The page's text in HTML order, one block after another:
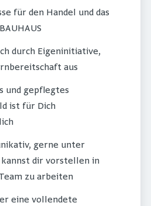
für den Handel und das
durch Eigeninitiative,
aus
und gepflegtes
ist für Dich
gerne unter
kannst dir vorstellen in
zu arbeiten
eine vollendete